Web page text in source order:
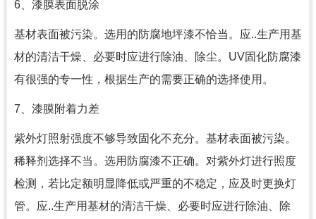
6、漆膜表面脱涂
基材表面被污染。选用的防腐地坪漆不恰当。应..生产用基
材的清洁干燥、必要时应进行除油、除尘。UV固化防腐漆
有很强的专一性，根据生产的需要正确的选择使用。
7、漆膜附着力差
紫外灯照射强度不够导致固化不充分。基材表面被污染。
稀释剂选择不当。选用防腐漆不正确。对紫外灯进行照度
检测，若比定额明显降低或严重的不稳定，应及时更换灯
管。应..生产用基材的清洁干燥、必要时应进行除油、除